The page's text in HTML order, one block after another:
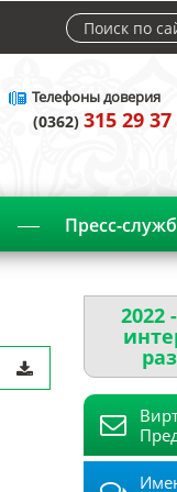
Телефоны доверия
(0362) 315 29 37
Пресс-
2022